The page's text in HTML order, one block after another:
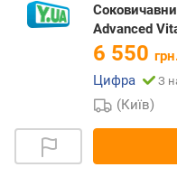
Advanced
6 550
Цифра
З
(Київ)